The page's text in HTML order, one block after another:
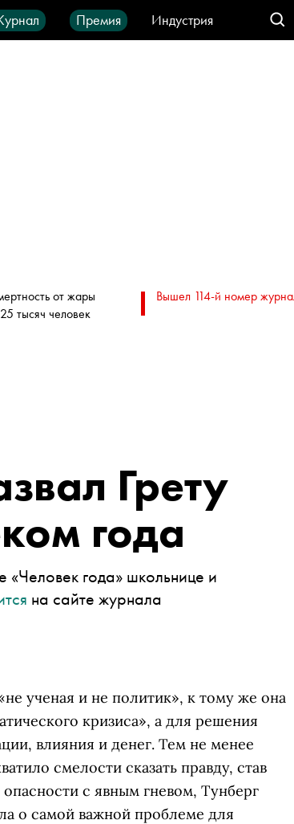
Премия
Индустрия
Город IT-продукты
от жары
тысяч человек
Вышел 114-й номер
Грету
года
года» школьнице и
на сайте журнала
ученая и не политик», к тому же она
кризиса», а для решения
влияния и денег. Тем не менее
смелости сказать правду, став
с явным гневом, Тунберг
о самой важной проблеме для